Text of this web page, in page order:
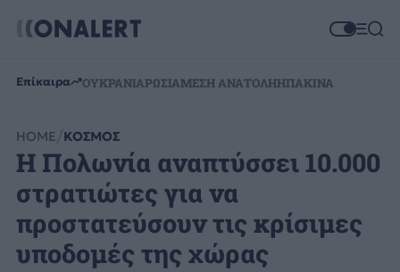
Επίκαιρα ΟΥΚΡΑΝΙΑΡΩΣΙΑΜΕΣΗ ΑΝΑΤΟΛΗΗΠΑΚΙΝΑ
HOME ΚΟΣΜΟΣ
Η Πολωνία αναπτύσσει 10.000
στρατιώτες για να
προστατεύσουν τις κρίσιμες
υποδομές της χώρας